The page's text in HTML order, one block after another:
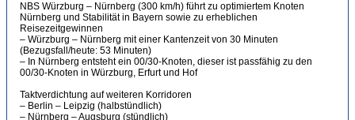
NBS Würzburg – Nürnberg (300 km/h) führt zu optimiertem Knoten
Nürnberg und Stabilität in Bayern sowie zu erheblichen
Reisezeitgewinnen
– Würzburg – Nürnberg mit einer Kantenzeit von 30 Minuten
(Bezugsfall/heute: 53 Minuten)
– In Nürnberg entsteht ein 00/30-Knoten, dieser ist passfähig zu den
00/30-Knoten in Würzburg, Erfurt und Hof
Taktverdichtung auf weiteren Korridoren
– Berlin – Leipzig (halbstündlich)
– Nürnberg – Augsburg (stündlich)